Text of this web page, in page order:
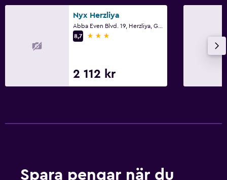
Nyx Herzliya
8,7
3 stjärnor
2 112 kr
Spara pengar när du